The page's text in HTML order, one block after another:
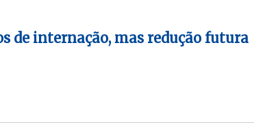
de internação, mas redução futura